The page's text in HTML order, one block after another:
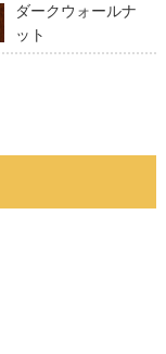
ダークウォールナ
ット